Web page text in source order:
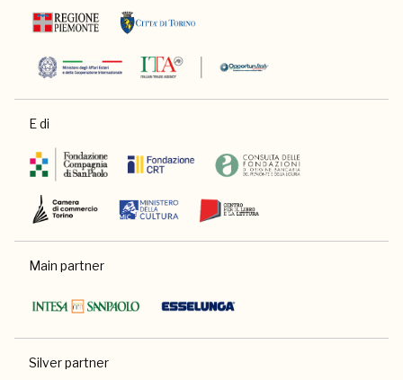
E di
Main partner
Silver partner